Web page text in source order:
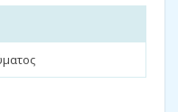
και να συζητήσετε
σας.
έργου, για